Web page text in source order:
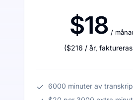
$18 /
($216 / år,
6000 minuter av